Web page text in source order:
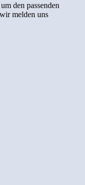
den passenden
melden uns